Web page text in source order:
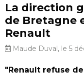
La direction
de Bretagne
Renault
Maude Duval, le 5
"Renault refuse